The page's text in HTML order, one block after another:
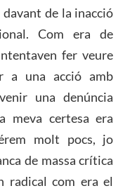
de la inacció
Com era de
fer veure
a una acció amb
una denúncia
meva certesa era
molt pocs, jo
de massa crítica
radical com era el